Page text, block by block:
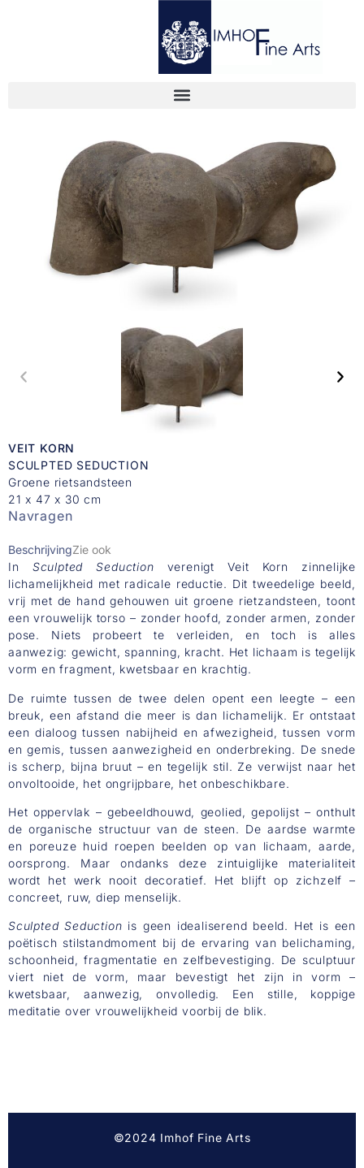
VEIT KORN
SCULPTED SEDUCTION
Groene rietsandsteen
21 x 47 x 30 cm
Navragen
BeschrijvingZie ook
In Sculpted Seduction verenigt Veit Korn zinnelijke
lichamelijkheid met radicale reductie. Dit tweedelige beeld,
vrij met de hand gehouwen uit groene rietzandsteen, toont
een vrouwelijk torso – zonder hoofd, zonder armen, zonder
pose. Niets probeert te verleiden, en toch is alles
aanwezig: gewicht, spanning, kracht. Het lichaam is tegelijk
vorm en fragment, kwetsbaar en krachtig.
De ruimte tussen de twee delen opent een leegte – een
breuk, een afstand die meer is dan lichamelijk. Er ontstaat
een dialoog tussen nabijheid en afwezigheid, tussen vorm
en gemis, tussen aanwezigheid en onderbreking. De snede
is scherp, bijna bruut – en tegelijk stil. Ze verwijst naar het
onvoltooide, het ongrijpbare, het onbeschikbare.
Het oppervlak – gebeeldhouwd, geolied, gepolijst – onthult
de organische structuur van de steen. De aardse warmte
en poreuze huid roepen beelden op van lichaam, aarde,
oorsprong. Maar ondanks deze zintuiglijke materialiteit
wordt het werk nooit decoratief. Het blijft op zichzelf –
concreet, ruw, diep menselijk.
Sculpted Seduction is geen idealiserend beeld. Het is een
poëtisch stilstandmoment bij de ervaring van belichaming,
schoonheid, fragmentatie en zelfbevestiging. De sculptuur
viert niet de vorm, maar bevestigt het zijn in vorm –
kwetsbaar, aanwezig, onvolledig. Een stille, koppige
meditatie over vrouwelijkheid voorbij de blik.
©2024 Imhof Fine Arts